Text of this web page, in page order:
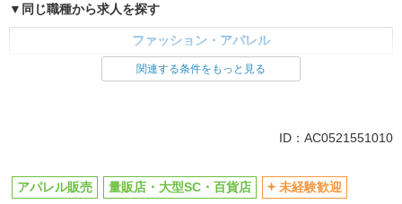
同じ職種から求人を探す
ファッション・アパレル
未経験歓迎
ボーナス・賞与あり
関連する条件をもっと見る
ID：AC0521551010
アパレル販売 量販店・大型SC・百貨店
未経験歓迎